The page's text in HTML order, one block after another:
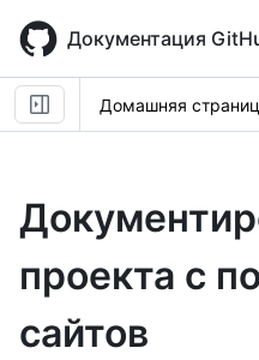
main
content
Документация
Домашняя
проекта с
сайтов